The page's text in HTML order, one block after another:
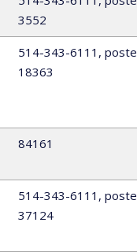
3552
514-343-6111, poste
18363
84161
514-343-6111, poste
37124